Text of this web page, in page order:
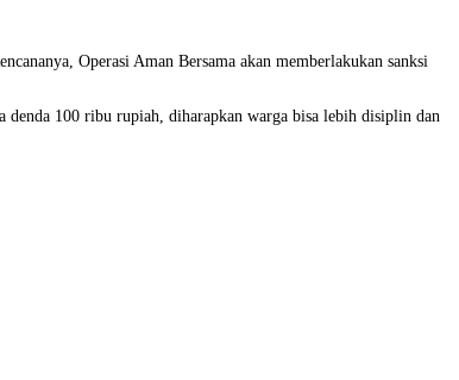
Operasi Aman Bersama akan memberlakukan sanksi
denda 100 ribu rupiah, diharapkan warga bisa lebih disiplin dan